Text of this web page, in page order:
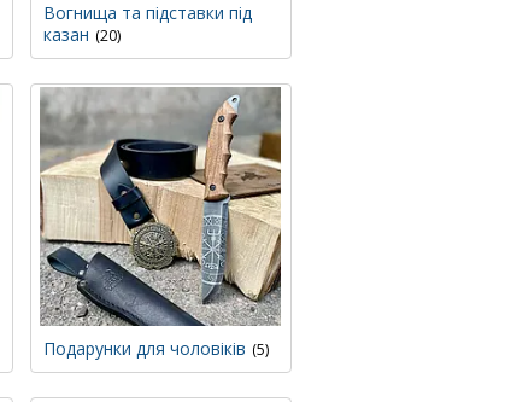
Вогнища та підставки під
казан 20
Подарунки для чоловіків 5